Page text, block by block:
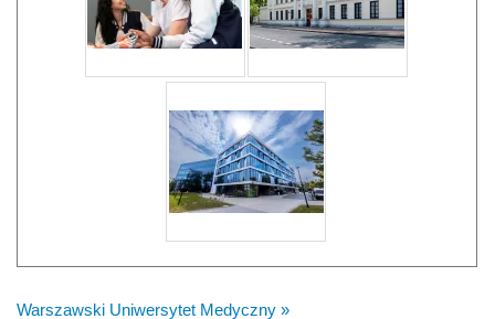
Warszawski Uniwersytet Medyczny »